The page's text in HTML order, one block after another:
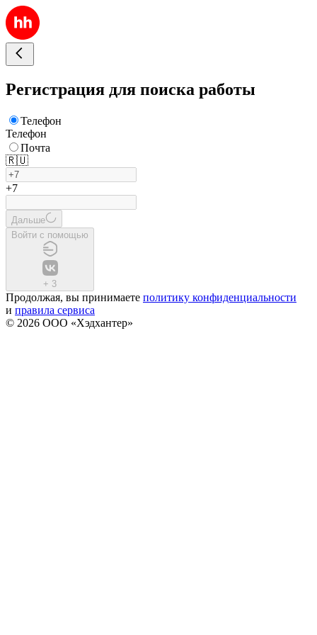
Регистрация для поиска работы
Телефон
Телефон
Почта
🇷🇺
+7
Дальше
Войти с помощью
+ 3
Продолжая, вы принимаете политику конфиденциальности
и правила сервиса
© 2026 ООО «Хэдхантер»